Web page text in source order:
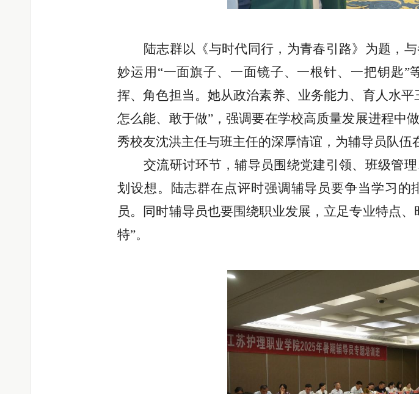
陆志群以《与时代同行， 为青春引路》为题，
妙运用 “一面旗子、一面镜子、一根针、一把钥匙
挥、角色担当。她从政治素养、业务能力、育人水
怎么能、敢于做”，强调要在学校高质量发展进程中
秀校友沈洪主任与班主任的深厚情谊，为辅导员队伍
交流研讨环节，辅导员围绕党建引领、班级管
划设想。陆志群在点评时强调辅导员要争当学习的
员。同时辅导员也要围绕职业发展，立足专业特点
特”。